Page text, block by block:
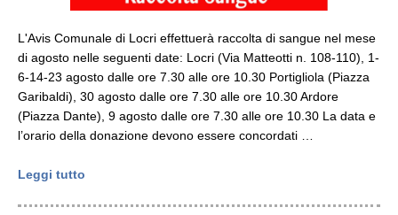
L'Avis Comunale di Locri effettuerà raccolta di sangue nel mese
di agosto nelle seguenti date: Locri (Via Matteotti n. 108-110), 1-
6-14-23 agosto dalle ore 7.30 alle ore 10.30 Portigliola (Piazza
Garibaldi), 30 agosto dalle ore 7.30 alle ore 10.30 Ardore
(Piazza Dante), 9 agosto dalle ore 7.30 alle ore 10.30 La data e
l’orario della donazione devono essere concordati …
Leggi tutto